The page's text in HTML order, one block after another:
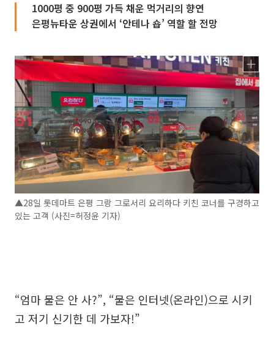
1000평 중 900평 가득 채운 먹거리의 향연
은평뉴타운 상권에서 ‘안테나 숍’ 역할 할 전망
▲28일 롯데마트 은평 그랑 그로서리 요리하다 키친 코너를 구경하고
있는 고객 (사진=허정윤 기자)
“엄마 물은 안 사?”, “물은 인터넷(온라인)으로 시키
고 저기 신기한 데 가보자!”